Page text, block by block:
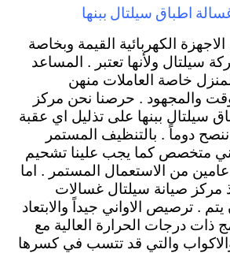
اطباق سيلتال ببنها
الكهربائية القيمة وبخاصة
سيلتال ولأنها تعتبر . المساعد
خاصة العاملات منهن
والمجهود . حرصنا نحن مركز
سيلتال ببنها على تذليل اي عقبة
ننصح دوماً . بالتنظيف المستمر
متخصص كما يجب علينا تشحيم
من الاستعمال المستمر . اما
مركز صيانة سيلتال غسالات
يتم . ترصيص الاواني جيداً والابتعاد
ذات درجات الحرارة العالية مع
والاكواب والتي قد تتسب في كسرها